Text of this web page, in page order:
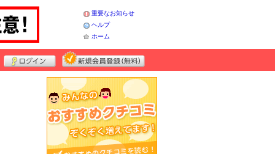
重要なお知らせ
ヘルプ
ホーム